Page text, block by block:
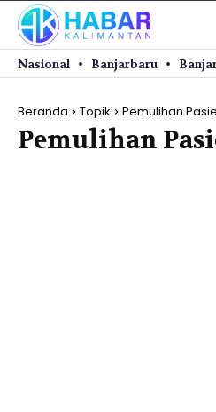
Nasional Banjarbaru
Beranda Topik Pemulihan
Pemulihan